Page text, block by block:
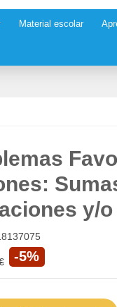
Material escolar
y/
-5%